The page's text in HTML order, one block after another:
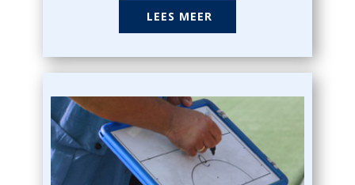
LEES MEER